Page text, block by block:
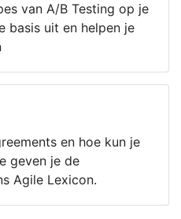
van A/B Testing op je
basis uit en helpen je
en hoe kun je
geven je de
Agile Lexicon.